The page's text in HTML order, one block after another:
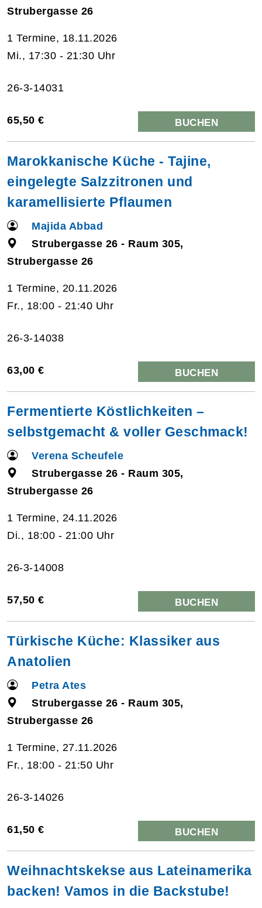
Strubergasse 26
1 Termine, 18.11.2026
Mi., 17:30 - 21:30 Uhr
26-3-14031
65,50 € BUCHEN
Marokkanische Küche - Tajine,
eingelegte Salzzitronen und
karamellisierte Pflaumen
Majida Abbad
Strubergasse 26 - Raum 305,
Strubergasse 26
1 Termine, 20.11.2026
Fr., 18:00 - 21:40 Uhr
26-3-14038
63,00 € BUCHEN
Fermentierte Köstlichkeiten –
selbstgemacht & voller Geschmack!
Verena Scheufele
Strubergasse 26 - Raum 305,
Strubergasse 26
1 Termine, 24.11.2026
Di., 18:00 - 21:00 Uhr
26-3-14008
57,50 € BUCHEN
Türkische Küche: Klassiker aus
Anatolien
Petra Ates
Strubergasse 26 - Raum 305,
Strubergasse 26
1 Termine, 27.11.2026
Fr., 18:00 - 21:50 Uhr
26-3-14026
61,50 € BUCHEN
Weihnachtskekse aus Lateinamerika
backen! Vamos in die Backstube!